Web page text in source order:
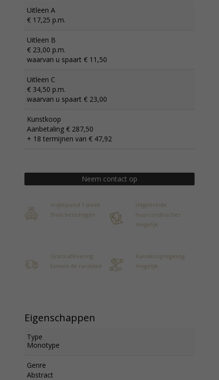
Uitleen A
€ 17,25 p.m.
Uitleen B
€ 23,00 p.m.
waarvan u spaart € 11,50
Uitleen C
€ 34,50 p.m.
waarvan u spaart € 23,00
Kunstkoop
Aanbetaling € 287,50
+ 18 termijnen van € 47,92
Neem contact op
Vrijblijvend 1 week
thuis bezichtigen
Uitgebreide
huurconstructies
mogelijk
Gratis aflevering
binnen de randstad
Kunstkoopregeling
mogelijk
Eigenschappen
Type
Monotype
Genre
Abstract